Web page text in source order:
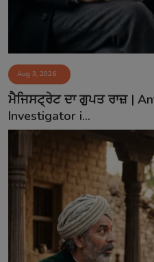
Aug 3, 2026
ਮੈਜਿਸਟ੍ਰੇਟ ਦਾ ਗੁਪਤ ਰਾਜ਼ |
Investigator i...